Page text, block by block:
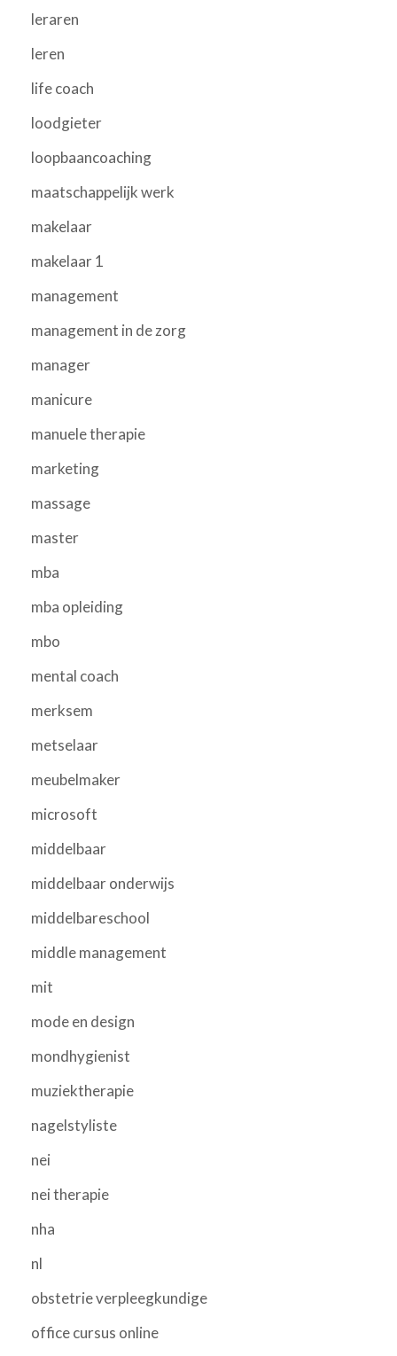
leraren
leren
life coach
loodgieter
loopbaancoaching
maatschappelijk werk
makelaar
makelaar 1
management
management in de zorg
manager
manicure
manuele therapie
marketing
massage
master
mba
mba opleiding
mbo
mental coach
merksem
metselaar
meubelmaker
microsoft
middelbaar
middelbaar onderwijs
middelbareschool
middle management
mit
mode en design
mondhygienist
muziektherapie
nagelstyliste
nei
nei therapie
nha
nl
obstetrie verpleegkundige
office cursus online